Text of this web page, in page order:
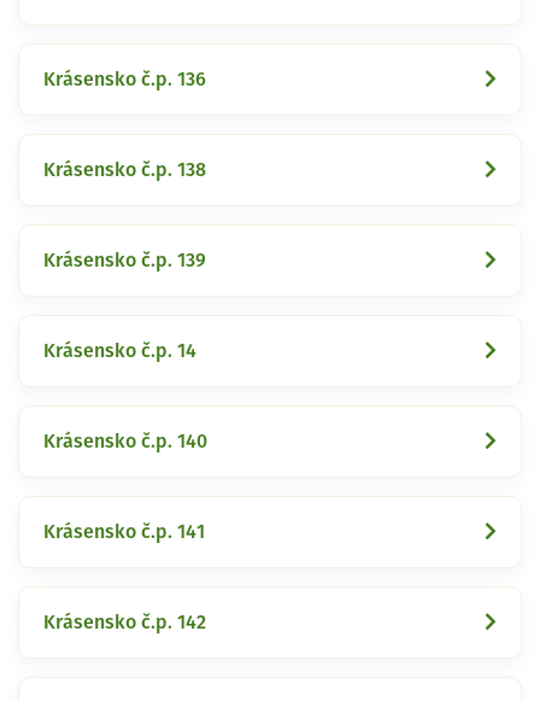
Krásensko č.p. 136
Krásensko č.p. 138
Krásensko č.p. 139
Krásensko č.p. 14
Krásensko č.p. 140
Krásensko č.p. 141
Krásensko č.p. 142